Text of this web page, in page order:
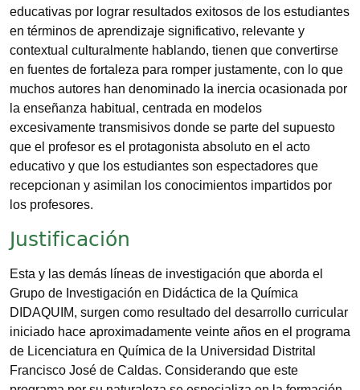
educativas por lograr resultados exitosos de los estudiantes
en términos de aprendizaje significativo, relevante y
contextual culturalmente hablando, tienen que convertirse
en fuentes de fortaleza para romper justamente, con lo que
muchos autores han denominado la inercia ocasionada por
la enseñanza habitual, centrada en modelos
excesivamente transmisivos donde se parte del supuesto
que el profesor es el protagonista absoluto en el acto
educativo y que los estudiantes son espectadores que
recepcionan y asimilan los conocimientos impartidos por
los profesores.
Justificación
Esta y las demás líneas de investigación que aborda el
Grupo de Investigación en Didáctica de la Química
DIDAQUIM, surgen como resultado del desarrollo curricular
iniciado hace aproximadamente veinte años en el programa
de Licenciatura en Química de la Universidad Distrital
Francisco José de Caldas. Considerando que este